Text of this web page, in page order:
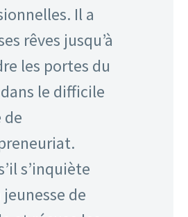
Il a
rêves jusqu’à
les portes du
le difficile
de
s’inquiète
de